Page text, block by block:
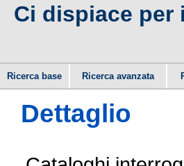
Ci dispiace per
Ricerca base Ricerca avanzata
Dettaglio